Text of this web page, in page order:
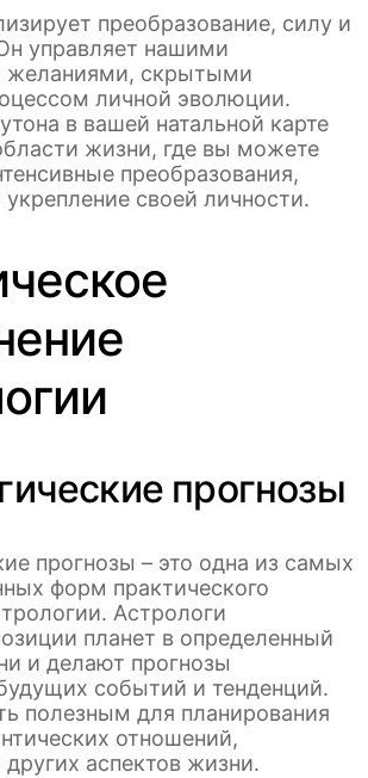
преобразование, силу и
управляет нашими
желаниями, скрытыми
личной эволюции.
в вашей натальной карте
жизни, где вы можете
преобразования,
своей личности.
прогнозы
прогнозы – это одна из самых
форм практического
Астрологи
планет в определенный
и делают прогнозы
событий и тенденций.
полезным для планирования
отношений,
аспектов жизни.